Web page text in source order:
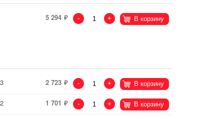
5 294 - + В корзину
2 723 - + В корзину
1 701 - + В корзину